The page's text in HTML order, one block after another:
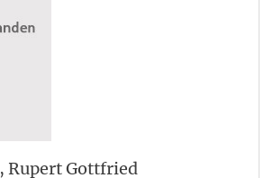
, Rupert Gottfried